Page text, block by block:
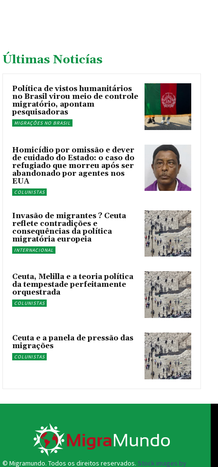
Últimas Noticías
Política de vistos humanitários
no Brasil virou meio de controle
migratório, apontam
pesquisadoras
MIGRAÇÕES NO BRASIL
Homicídio por omissão e dever
de cuidado do Estado: o caso do
refugiado que morreu após ser
abandonado por agentes nos
EUA
COLUNISTAS
Invasão de migrantes ? Ceuta
reflete contradições e
consequências da política
migratória europeia
INTERNACIONAL
Ceuta, Melilla e a teoria política
da tempestade perfeitamente
orquestrada
COLUNISTAS
Ceuta e a panela de pressão das
migrações
COLUNISTAS
© Migramundo. Todos os direitos reservados. Stock images by